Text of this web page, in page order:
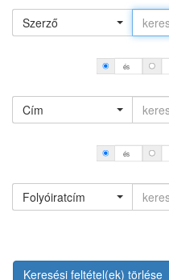
Szerző
és
Cím
és
Folyóiratcím
Keresési feltétel(ek) törlése